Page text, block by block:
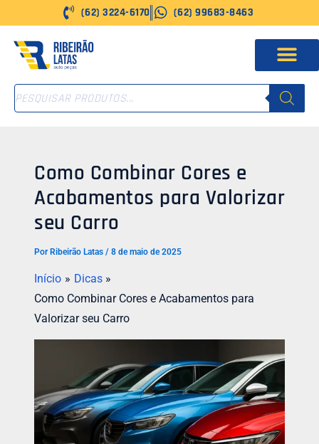
para
conteúdo
(62) 3224-6170 (62) 99683-8463
PESQUISAR
PRODUTOS
Como Combinar Cores e
Acabamentos para Valorizar
seu Carro
Por Ribeirão Latas / 8 de maio de 2025
Início
Dicas
Como Combinar Cores e Acabamentos para
Valorizar seu Carro